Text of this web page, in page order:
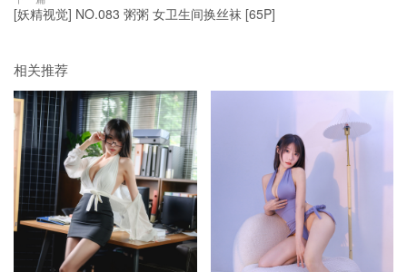
[妖精视觉] NO.083 粥粥 女卫生间换丝袜 [65P]
相关推荐